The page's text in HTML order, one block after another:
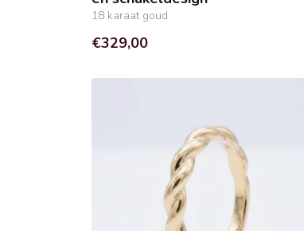
18 karaat goud
€329,00